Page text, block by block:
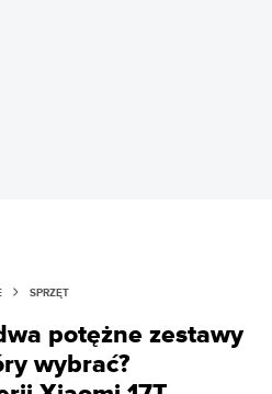
SPRZĘT
potężne zestawy
wybrać?